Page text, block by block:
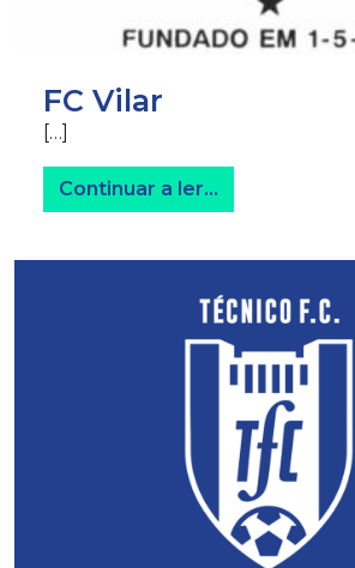
FC Vilar
[…]
Continuar a ler…